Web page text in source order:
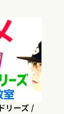
リーズ /